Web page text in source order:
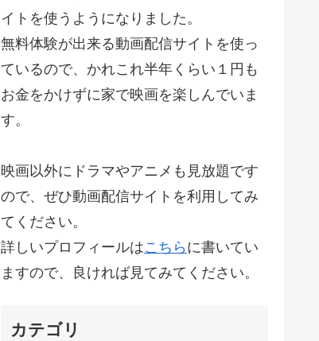
イトを使うようになりました。
無料体験が出来る動画配信サイトを使っ
ているので、かれこれ半年くらい１円も
お金をかけずに家で映画を楽しんでいま
す。
映画以外にドラマやアニメも見放題です
ので、ぜひ動画配信サイトを利用してみ
てください。
詳しいプロフィールはこちら に書いてい
ますので、良ければ見てみてください。
カテゴリ